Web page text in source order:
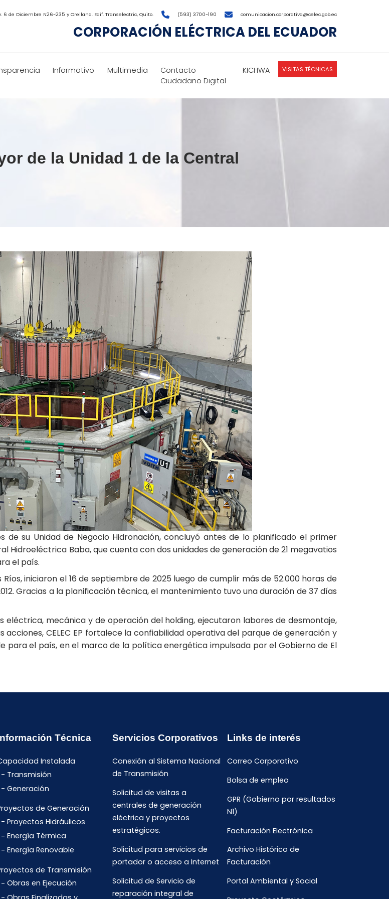
6 de Diciembre N26-235 y Orellana. Edif. Transelectric, Quito. (593) 3700-190 comunicacion.corporativa@celec.gob.ec
CORPORACIÓN ELÉCTRICA DEL ECUADOR
Informativo Multimedia
Contacto
Ciudadano Digital
KICHWA VISITAS TÉCNICAS
de la Unidad 1 de la Central
de su Unidad de Negocio Hidronación, concluyó antes de lo planificado el primer
Hidroeléctrica Baba, que cuenta con dos unidades de generación de 21 megavatios
el país.
iniciaron el 16 de septiembre de 2025 luego de cumplir más de 52.000 horas de
Gracias a la planificación técnica, el mantenimiento tuvo una duración de 37 días
eléctrica, mecánica y de operación del holding, ejecutaron labores de desmontaje,
CELEC EP fortalece la confiabilidad operativa del parque de generación y
el país, en el marco de la política energética impulsada por el Gobierno de El
Técnica
Instalada
Transmisión
Generación
de Generación
Proyectos Hidráulicos
Energía Térmica
Energía Renovable
de Transmisión
Obras en Ejecución
Servicios Corporativos
Conexión al Sistema Nacional
de Transmisión
Solicitud de visitas a
centrales de generación
eléctrica y proyectos
estratégicos.
Solicitud para servicios de
portador o acceso a Internet
Solicitud de Servicio de
reparación integral de
Links de interés
Correo Corporativo
Bolsa de empleo
GPR (Gobierno por resultados
N1)
Facturación Electrónica
Archivo Histórico de
Facturación
Portal Ambiental y Social